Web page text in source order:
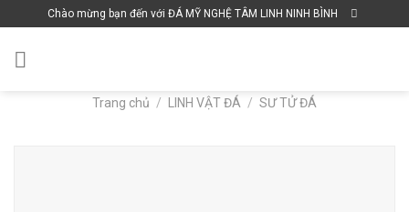
to
content
Chào mừng bạn đến với ĐÁ MỸ NGHỆ TÂM LINH NINH BÌNH
Trang chủ / LINH VẬT ĐÁ / SƯ TỬ ĐÁ